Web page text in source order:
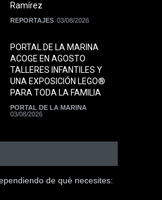
Ramírez
REPORTAJES 03/08/2026
PORTAL DE LA MARINA
ACOGE EN AGOSTO
TALLERES INFANTILES Y
UNA EXPOSICIÓN LEGO®
PARA TODA LA FAMILIA
PORTAL DE LA MARINA
03/08/2026
de què necesites: